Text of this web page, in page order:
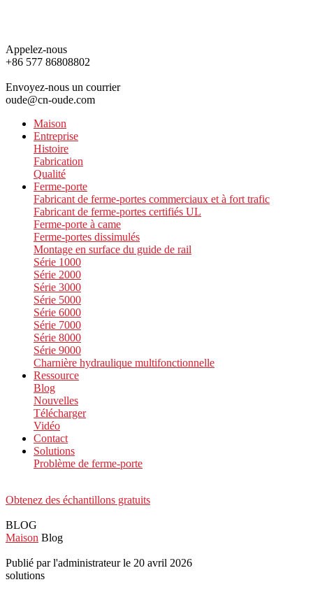
Appelez-nous
+86 577 86808802
Envoyez-nous un courrier
oude@cn-oude.com
Maison
Entreprise
Histoire
Fabrication
Qualité
Ferme-porte
Fabricant de ferme-portes commerciaux et à fort trafic
Fabricant de ferme-portes certifiés UL
Ferme-porte à came
Ferme-portes dissimulés
Montage en surface du guide de rail
Série 1000
Série 2000
Série 3000
Série 5000
Série 6000
Série 7000
Série 8000
Série 9000
Charnière hydraulique multifonctionnelle
Ressource
Blog
Nouvelles
Télécharger
Vidéo
Contact
Solutions
Problème de ferme-porte
Obtenez des échantillons gratuits
BLOG
Maison Blog
Publié par l'administrateur le 20 avril 2026
solutions